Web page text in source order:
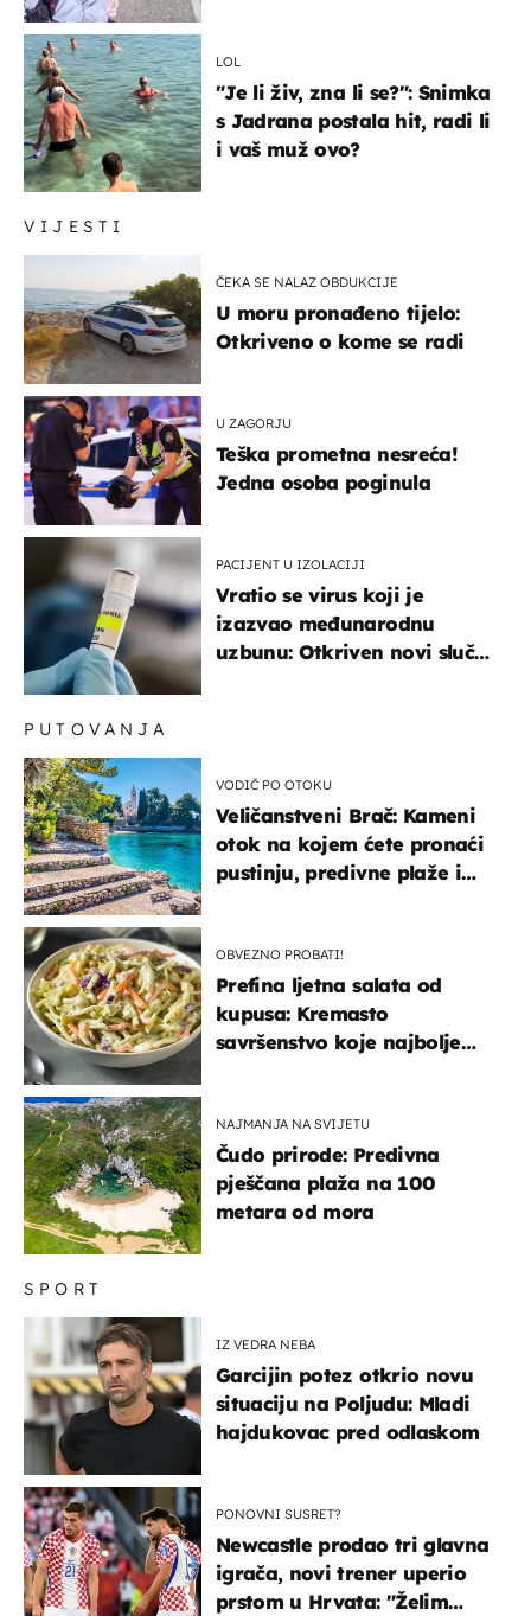
VIJESTI
ČEKA SE NALAZ OBDUKCIJE
U moru pronađeno tijelo:
Otkriveno o kome se radi
U ZAGORJU
Teška prometna nesreća!
Jedna osoba poginula
PACIJENT U IZOLACIJI
Vratio se virus koji je
izazvao međunarodnu
uzbunu: Otkriven novi slučaj
LOL
"Je li živ, zna li se?": Snimka
s Jadrana postala hit, radi li
i vaš muž ovo?
SPORT
IZ VEDRA NEBA
Garcijin potez otkrio novu
situaciju na Poljudu: Mladi
hajdukovac pred odlaskom
PONOVNI SUSRET?
Newcastle prodao tri glavna
igrača, novi trener uperio
prstom u Hrvata: "Želim
PUTOVANJA
VODIČ PO OTOKU
Veličanstveni Brač: Kameni
otok na kojem ćete pronaći
pustinju, predivne plaže i
OBVEZNO PROBATI!
Prefina ljetna salata od
kupusa: Kremasto
savršenstvo koje najbolje
NAJMANJA NA SVIJETU
Čudo prirode: Predivna
pješčana plaža na 100
metara od mora